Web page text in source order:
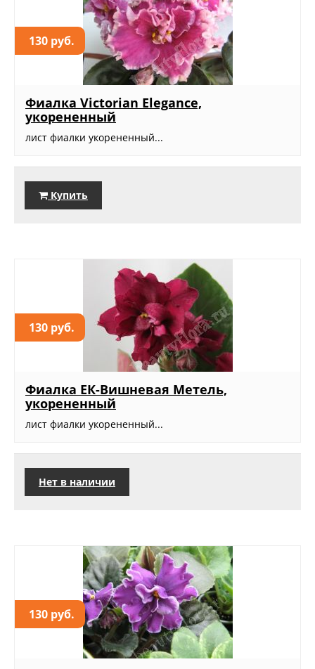
130 руб.
Фиалка Victorian Elegance,
укорененный
лист фиалки укорененный...
Купить
130 руб.
Фиалка ЕК-Вишневая Метель,
укорененный
лист фиалки укорененный...
Нет в наличии
130 руб.